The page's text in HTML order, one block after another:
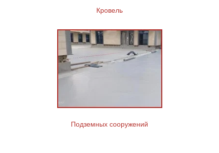
Кровель
Подземных сооружений